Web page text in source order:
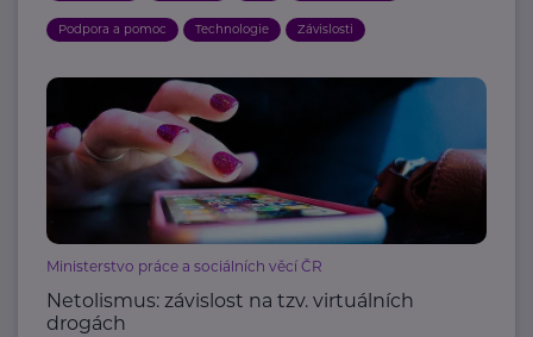
Podpora a pomoc Technologie Závislosti
Ministerstvo práce a sociálních věcí ČR
Netolismus: závislost na tzv. virtuálních
drogách